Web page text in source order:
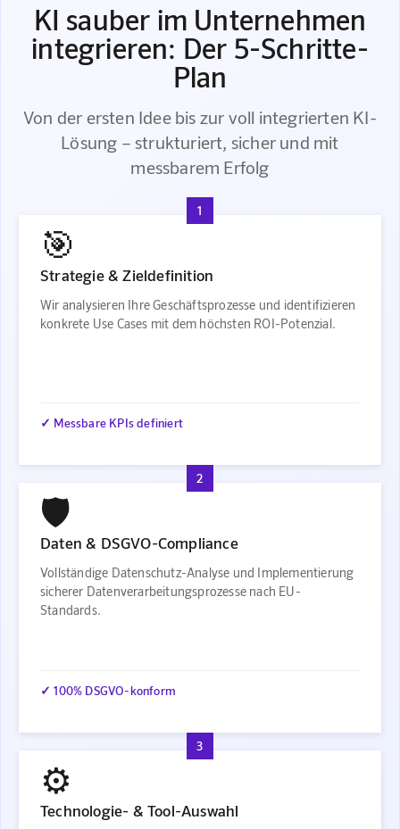
KI sauber im Unternehmen
integrieren: Der 5-Schritte-
Plan
Von der ersten Idee bis zur voll integrierten KI-
Lösung – strukturiert, sicher und mit
messbarem Erfolg
1
🎯
Strategie & Zieldefinition
Wir analysieren Ihre Geschäftsprozesse und identifizieren
konkrete Use Cases mit dem höchsten ROI-Potenzial.
✓ Messbare KPIs definiert
2
🛡️
Daten & DSGVO-Compliance
Vollständige Datenschutz-Analyse und Implementierung
sicherer Datenverarbeitungsprozesse nach EU-
Standards.
✓ 100% DSGVO-konform
3
⚙️
Technologie- & Tool-Auswahl